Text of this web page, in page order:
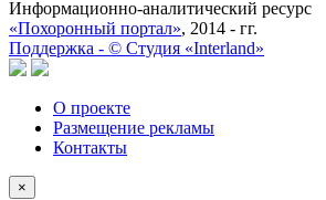
Информационно-аналитический ресурс
«Похоронный портал», 2014 - гг.
Поддержка - © Cтудия «Interland»
О проекте
Размещение рекламы
Контакты
×